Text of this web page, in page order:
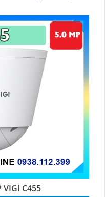
hai chiều
VIGI C455